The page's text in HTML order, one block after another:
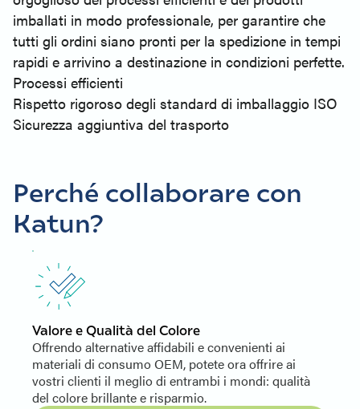
imballati in modo professionale, per garantire che
tutti gli ordini siano pronti per la spedizione in tempi
rapidi e arrivino a destinazione in condizioni perfette.
Processi efficienti
Rispetto rigoroso degli standard di imballaggio ISO
Sicurezza aggiuntiva del trasporto
Perché collaborare con
Katun?
Valore e Qualità del Colore
Offrendo alternative affidabili e convenienti ai
materiali di consumo OEM, potete ora offrire ai
vostri clienti il meglio di entrambi i mondi: qualità
del colore brillante e risparmio.